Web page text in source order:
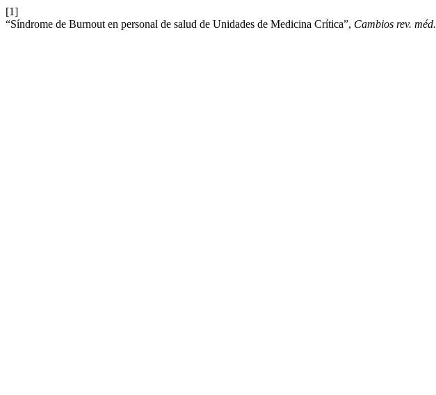
[1]
“Síndrome de Burnout en personal de salud de Unidades de Medicina Crítica”, Cambios rev. méd.